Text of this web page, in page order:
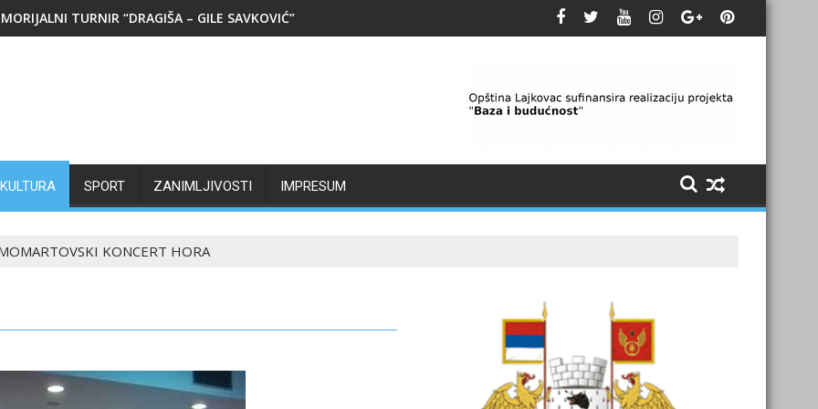
TURNIR “DRAGIŠA – GILE SAVKOVIĆ”
KULTURA SPORT ZANIMLJIVOSTI IMPRESUM
KONCERT HORA